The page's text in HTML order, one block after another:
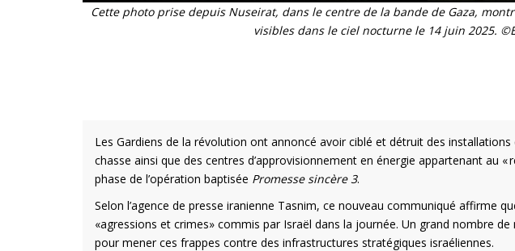
Cette photo prise depuis Nuseirat, dans le centre de la bande de Gaza,
visibles dans le ciel nocturne le 14 juin 2025.
Les Gardiens de la révolution ont annoncé avoir ciblé et détruit des
chasse ainsi que des centres d’approvisionnement en énergie appartenant au
phase de l’opération baptisée Promesse sincère 3.
Selon l’agence de presse iranienne Tasnim, ce nouveau communiqué affirme
«agressions et crimes» commis par Israël dans la journée. Un grand nombre
pour mener ces frappes contre des infrastructures stratégiques israéliennes.